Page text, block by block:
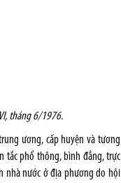
tháng 6/1976.
ương, cấp huyện và tương
tắc phổ thông, bình đẳng, trực
nhà nước ở địa phương do hội